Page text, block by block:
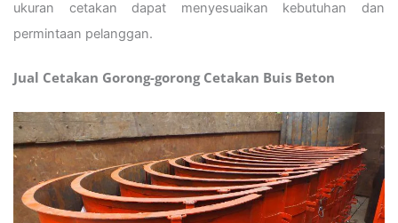
ukuran cetakan dapat menyesuaikan kebutuhan dan
permintaan pelanggan.
Jual Cetakan Gorong-gorong Cetakan Buis Beton